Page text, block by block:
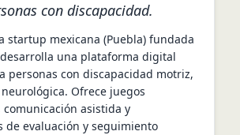
con discapacidad.
startup mexicana (Puebla) fundada
una plataforma digital
personas con discapacidad motriz,
Ofrece juegos
asistida y
de evaluación y seguimiento